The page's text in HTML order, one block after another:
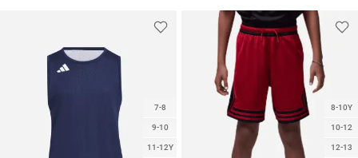
8-10Y
10-12
12-13
7-8
9-10
11-12Y